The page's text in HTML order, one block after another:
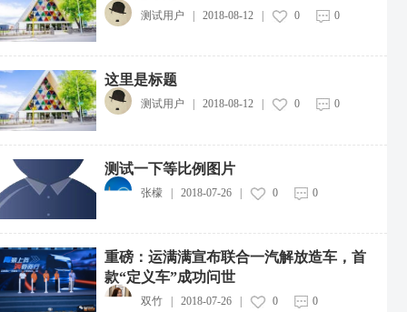
测试用户 | 2018-08-12| 0 0
这里是标题
测试用户 2018-08-12| 0 0
测试一下等比例图片
张檬| 2018-07-26| 0 0
重磅：运满满宣布联合一汽解放造车，首
款“定义车”成功问世
双竹| 2018-07-26| 0 0
白犀牛携手丰云配，落地首个厂区无人配送试点项目
2026-08-07
SeaLead宣布清算正式退出集运市场
2026-08-07
抖音推出“馋猫外卖”小游戏
2026-08-07
苏宁易购完成董事会换届
2026-08-07
亚马逊MCF针对TikTok美区订单推出12个月配送费优惠
2026-08-07